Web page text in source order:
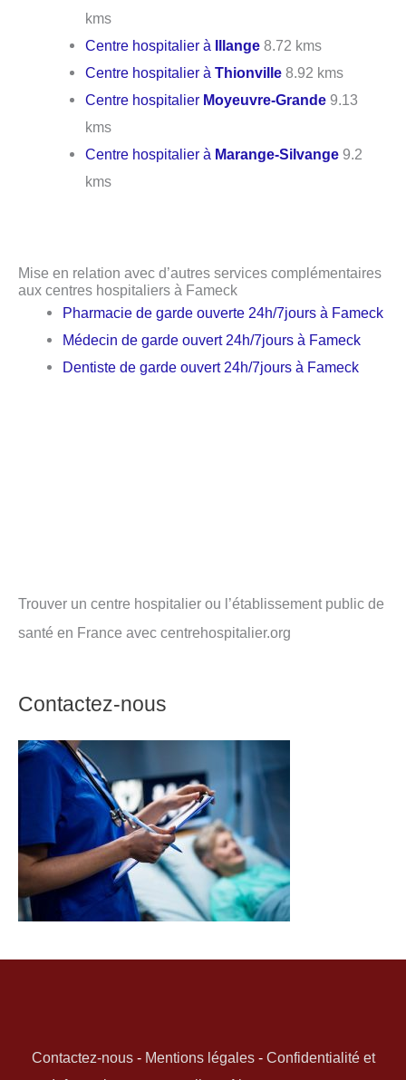
kms
Centre hospitalier à Illange 8.72 kms
Centre hospitalier àThionville 8.92 kms
Centre hospitalier Moyeuvre-Grande 9.13
kms
Centre hospitalier à Marange-Silvange 9.2
kms
Mise en relation avec d’autres services complémentaires
aux centres hospitaliers à Fameck
Pharmacie de garde ouverte 24h/7jours à Fameck
Médecin de garde ouvert 24h/7jours à Fameck
Dentiste de garde ouvert 24h/7jours à Fameck
Trouver un centre hospitalier ou l’établissement public de
santé en France avec centrehospitalier.org
Contactez-nous
Contactez-nous- Mentions légales- Confidentialité et